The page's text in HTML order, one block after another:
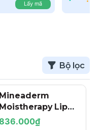
Lấy mã
Bộ lọc
Mineaderm
Moistherapy Lip
Balm 15ml – Son